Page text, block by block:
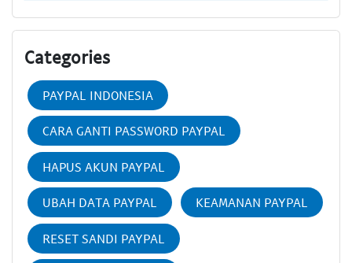
Categories
PAYPAL INDONESIA
CARA GANTI PASSWORD PAYPAL
HAPUS AKUN PAYPAL
UBAH DATA PAYPAL KEAMANAN PAYPAL
RESET SANDI PAYPAL